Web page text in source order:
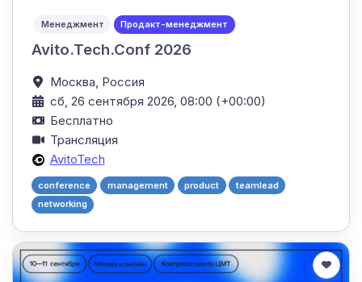
Менеджмент Продакт-менеджмент
Avito.Tech.Conf 2026
Москва, Россия
сб, 26 сентября 2026, 08:00 (+00:00)
Бесплатно
Трансляция
AvitoTech
conference management product
teamlead
networking